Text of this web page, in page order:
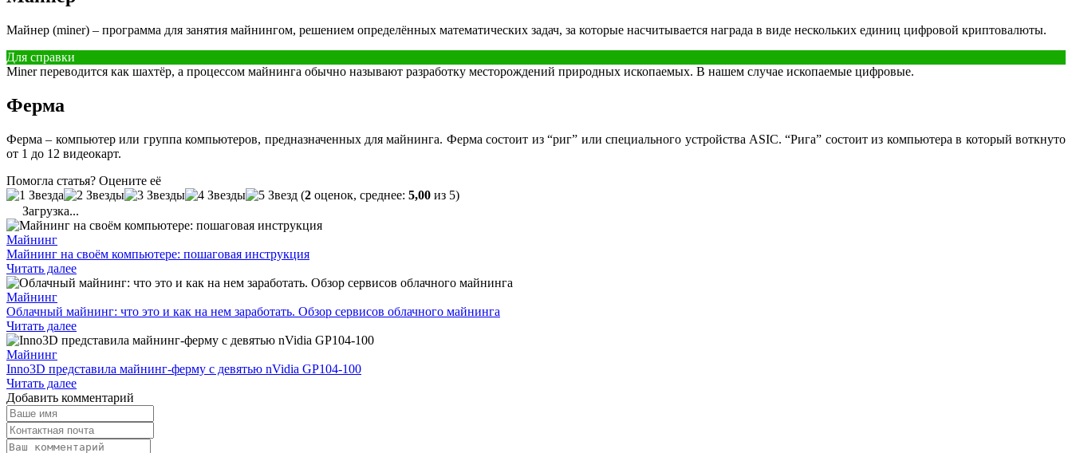
Майнер (miner) – программа для занятия майнингом, решением определённых математических задач, за которые насчитывается награда в виде нескольких единиц цифровой криптовалюты.
Для справки
Miner переводится как шахтёр, а процессом майнинга обычно называют разработку месторождений природных ископаемых. В нашем случае ископаемые цифровые.
Ферма
Ферма – компьютер или группа компьютеров, предназначенных для майнинга. Ферма состоит из “риг” или специального устройства ASIC. “Рига” состоит из компьютера в который воткнуто
от 1 до 12 видеокарт.
Помогла статья? Оцените её
(2 оценок, среднее: 5,00 из 5)
Загрузка...
Майнинг
Майнинг на своём компьютере: пошаговая инструкция
Читать далее
Майнинг
Облачный майнинг: что это и как на нем заработать. Обзор сервисов облачного майнинга
Читать далее
Майнинг
Inno3D представила майнинг-ферму с девятью nVidia GP104-100
Читать далее
Добавить комментарий